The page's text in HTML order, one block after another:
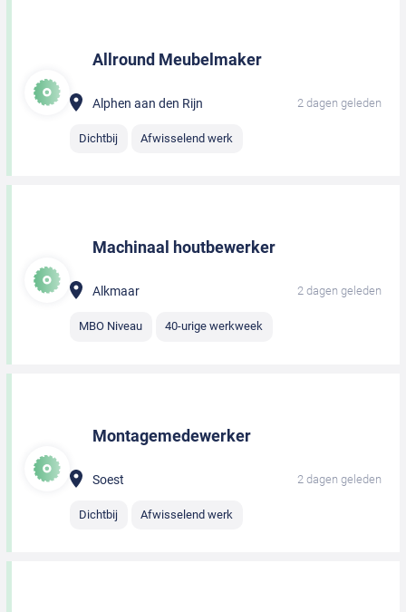
Allround Meubelmaker
Alphen aan den Rijn 2 dagen geleden
Dichtbij Afwisselend werk
Machinaal houtbewerker
Alkmaar 2 dagen geleden
MBO Niveau 40-urige werkweek
Montagemedewerker
Soest 2 dagen geleden
Dichtbij Afwisselend werk